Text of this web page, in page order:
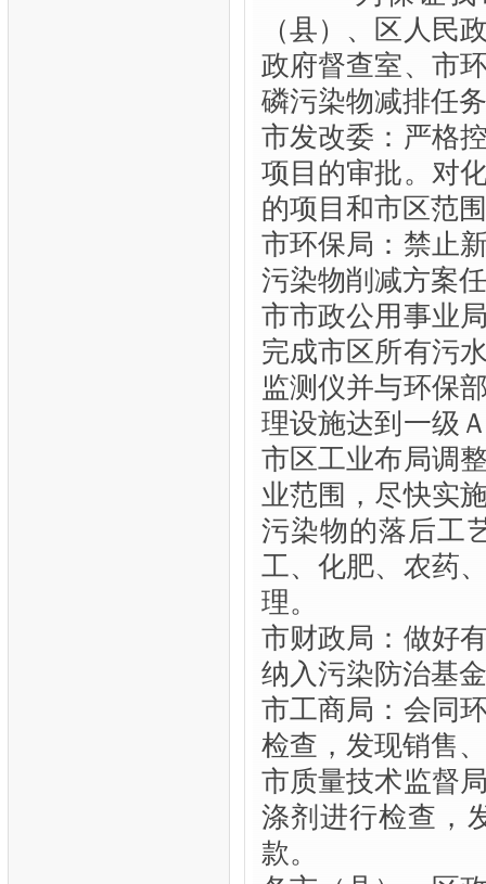
（县）、区人民
政府督查室、市
磷污染物减排任
市发改委：严格
项目的审批。对
的项目和市区范
市环保局：禁止
污染物削减方案
市市政公用事业
完成市区所有污
监测仪并与环保
理设施达到一级
市区工业布局调
业范围，尽快实
污染物的落后工
工、化肥、农药
理。
市财政局：做好
纳入污染防治基
市工商局：会同
检查，发现销售
市质量技术监督
涤剂进行检查，
款。